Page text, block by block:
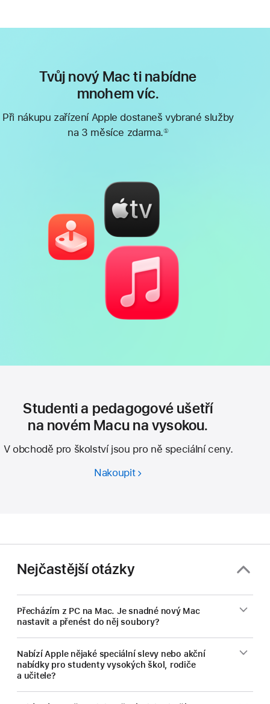
Tvůj nový Mac ti nabídne
mnohem víc.
Při nákupu zařízení Apple dostaneš vybrané služby
na 3 měsíce zdarma.①
Studenti a pedagogové ušetří
na novém Macu na vysokou.
V obchodě pro školství jsou pro ně speciální ceny.
NakoupitStudenti
Macu
Nejčastější otázky
Přecházím z PC na Mac. Je snadné nový Mac
nastavit a přenést do něj soubory?
Nabízí Apple nějaké speciální slevy nebo akční
nabídky pro studenty vysokých škol, rodiče
a učitele?